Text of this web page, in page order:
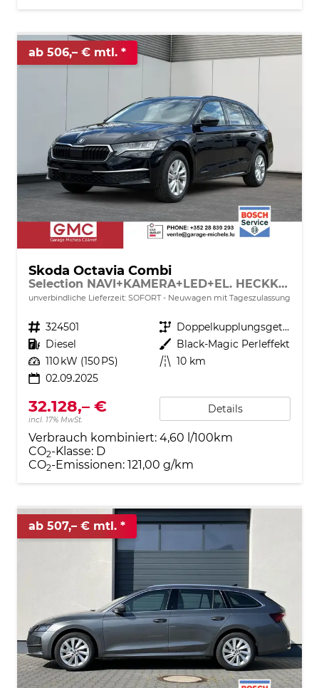
ab 506,– € mtl.
Skoda Octavia Combi
Selection NAVI+KAMERA+LED+EL. HECKKL.+SHZ
unverbindliche Lieferzeit: SOFORT Neuwagen mit Tageszulassung
Fahrzeugnr. 324501 Getriebe
Doppelkupplungsgetriebe (DSG)
Kraftstoff Diesel Außenfarbe Black-Magic Perleffekt
Leistung 110 kW (150 PS) Kilometerstand 10 km
02.09.2025
32.128,– €
incl. 17% MwSt.
Details
Verbrauch kombiniert: 4,60 l/100km
CO2-Klasse: D
CO2-Emissionen: 121,00 g/km
ab 507,– € mtl.